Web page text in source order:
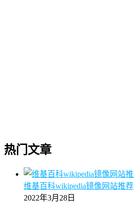
热门文章
维基百科wikipedia镜像网站推荐
2022年3月28日